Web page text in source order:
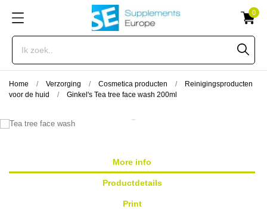
0
Home Verzorging Cosmetica producten
Reinigingsproducten
voor de huid
Ginkel's Tea tree face wash 200ml
More info
Productdetails
Print